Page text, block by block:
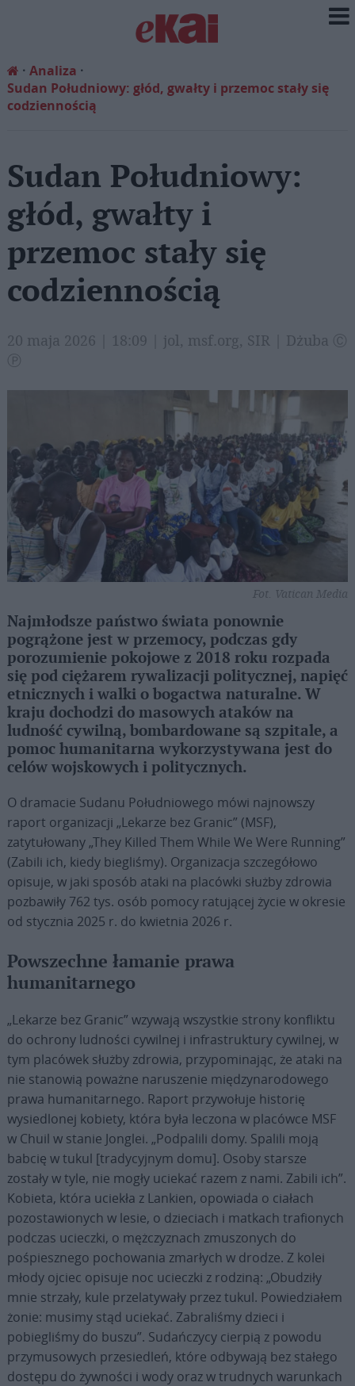
Analiza
Sudan Południowy: głód, gwałty i przemoc stały się
codziennością
Sudan Południowy:
głód, gwałty i
przemoc stały się
codziennością
20 maja 2026 | 18:09 | jol, msf.org, SIR | Dżuba Ⓒ
Ⓟ
Fot. Vatican Media
Najmłodsze państwo świata ponownie
pogrążone jest w przemocy, podczas gdy
porozumienie pokojowe z 2018 roku rozpada
się pod ciężarem rywalizacji politycznej, napięć
etnicznych i walki o bogactwa naturalne. W
kraju dochodzi do masowych ataków na
ludność cywilną, bombardowane są szpitale, a
pomoc humanitarna wykorzystywana jest do
celów wojskowych i politycznych.
O dramacie Sudanu Południowego mówi najnowszy
raport organizacji „Lekarze bez Granic” (MSF),
zatytułowany „They Killed Them While We Were Running”
(Zabili ich, kiedy biegliśmy). Organizacja szczegółowo
opisuje, w jaki sposób ataki na placówki służby zdrowia
pozbawiły 762 tys. osób pomocy ratującej życie w okresie
od stycznia 2025 r. do kwietnia 2026 r.
Powszechne łamanie prawa
humanitarnego
„Lekarze bez Granic” wzywają wszystkie strony konfliktu
do ochrony ludności cywilnej i infrastruktury cywilnej, w
tym placówek służby zdrowia, przypominając, że ataki na
nie stanowią poważne naruszenie międzynarodowego
prawa humanitarnego. Raport przywołuje historię
wysiedlonej kobiety, która była leczona w placówce MSF
w Chuil w stanie Jonglei. „Podpalili domy. Spalili moją
babcię w tukul [tradycyjnym domu]. Osoby starsze
zostały w tyle, nie mogły uciekać razem z nami. Zabili ich”.
Kobieta, która uciekła z Lankien, opowiada o ciałach
pozostawionych w lesie, o dzieciach i matkach trafionych
podczas ucieczki, o mężczyznach zmuszonych do
pośpiesznego pochowania zmarłych w drodze. Z kolei
młody ojciec opisuje noc ucieczki z rodziną: „Obudziły
mnie strzały, kule przelatywały przez tukul. Powiedziałem
żonie: musimy stąd uciekać. Zabraliśmy dzieci i
pobiegliśmy do buszu”. Sudańczycy cierpią z powodu
przymusowych przesiedleń, które odbywają bez stałego
dostępu do żywności i wody oraz w trudnych warunkach